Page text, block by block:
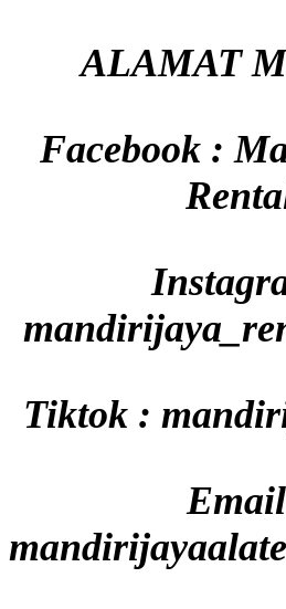
ALAMAT
Facebook :
Tiktok :